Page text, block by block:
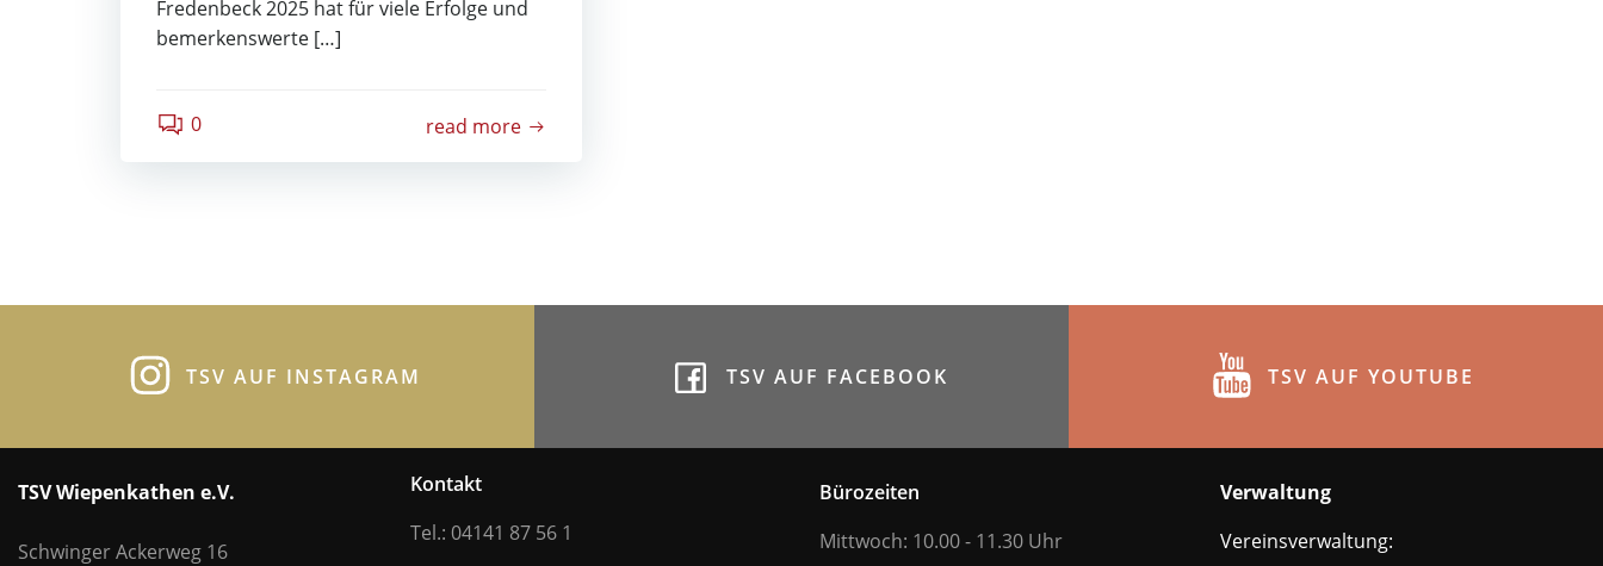
Fredenbeck 2025 hat für viele Erfolge und
bemerkenswerte […]
0 read more
TSV AUF INSTAGRAM TSV AUF FACEBOOK TSV AUF YOUTUBE
TSV Wiepenkathen e.V.
Schwinger Ackerweg 16
Kontakt
Tel.: 04141 87 56 1
Bürozeiten
Mittwoch: 10.00 - 11.30 Uhr
Verwaltung
Vereinsverwaltung: